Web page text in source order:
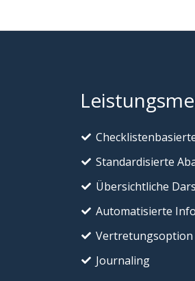
Standardisierte
Übersichtliche
Automatisierte
Vertretungsoption
Journaling